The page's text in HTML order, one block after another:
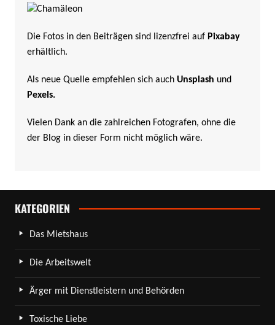
Die Fotos in den Beiträgen sind lizenzfrei auf Pixabay
erhältlich.
Als neue Quelle empfehlen sich auch Unsplash und
Pexels.
Vielen Dank an die zahlreichen Fotografen, ohne die
der Blog in dieser Form nicht möglich wäre.
KATEGORIEN
Das Mietshaus
Die Arbeitswelt
Ärger mit Dienstleistern und Behörden
Toxische Liebe